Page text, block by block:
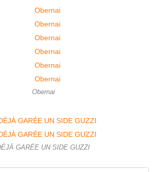
Obernai
GARÉE UN SIDE GUZZI